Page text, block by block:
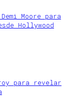
Moore para
Hollywood
para revelar